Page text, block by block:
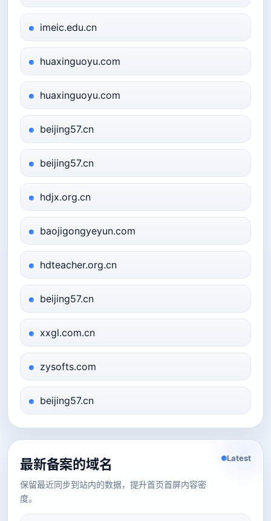
imeic.edu.cn
huaxinguoyu.com
huaxinguoyu.com
beijing57.cn
beijing57.cn
hdjx.org.cn
baojigongyeyun.com
hdteacher.org.cn
beijing57.cn
xxgl.com.cn
zysofts.com
beijing57.cn
最新备案的域名
保留最近同步到站内的数据，提升首页首屏内容密
度。
Latest